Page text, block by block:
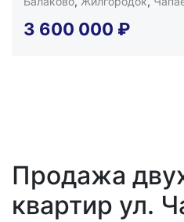
3 600 000 ₽
Продажа
квартир ул.